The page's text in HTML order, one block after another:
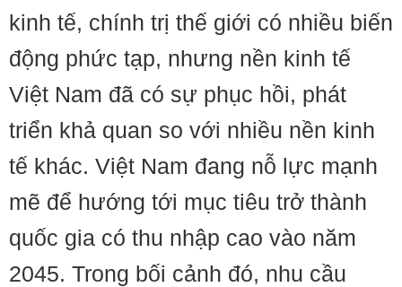
kinh tế, chính trị thế giới có nhiều biến
động phức tạp, nhưng nền kinh tế
Việt Nam đã có sự phục hồi, phát
triển khả quan so với nhiều nền kinh
tế khác. Việt Nam đang nỗ lực mạnh
mẽ để hướng tới mục tiêu trở thành
quốc gia có thu nhập cao vào năm
2045. Trong bối cảnh đó, nhu cầu